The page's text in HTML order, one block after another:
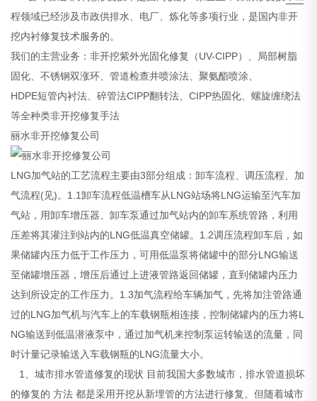
程领域已经涉及市政供排水、电厂、炼化等多项行业，是国内非开
挖内衬修复技术服务的。
我们的主营业务：非开挖紫外光固化修复（UV-CIPP）、局部树脂
固化、不锈钢双涨环、管道检查井喷涂法、聚氨酯喷涂、
HDPE短管内衬法、碎管法CIPP翻转法、CIPP热固化、螺旋缠绕法
等全种类非开挖修复手法
丽水非开挖修复公司
LNG加气站的工艺流程主要由3部分组成：卸车流程、调压流程、加
气流程(见)。1.1卸车流程低温槽车从LNG站场将LNG运输至汽车加
气站，用卸车增压器、卸车泵通过加气站内的卸车系统管路，利用
压差将其灌注到站内的LNG低温真空储罐。1.2调压流程卸车后，如
果储罐内压力低于工作压力，可用低温泵将储罐中的部分LNG输送
至储罐增压器，增压后通过上进液管路返回储罐，直到储罐内压力
达到所设定的工作压力。1.3加气流程给车辆加气，先将加注管路通
过的LNG加气机与汽车上的车载钢瓶相连接，控制储罐内的压力将L
NG输送到低温潜液泵中，通过加气机来控制泵运转输送的流量，同
时计量记录输送入车载钢瓶的LNG流量大小。
1、城市排水管道修复的现状 目前我国大多数城市，排水管道损坏
的修复的 方法 都是采用开挖从新埋管的方法进行修复。但随着城市